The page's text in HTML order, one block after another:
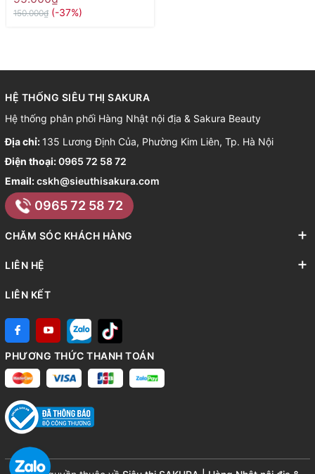
150.000₫ (-37%)
HỆ THỐNG SIÊU THỊ SAKURA
Hệ thống phân phối Hàng Nhật nội địa & Sakura Beauty
Địa chỉ: 135 Lương Định Của, Phường Kim Liên, Tp. Hà Nội
Điện thoại:0965 72 58 72
Email:cskh@sieuthisakura.com
0965 72 58 72
CHĂM SÓC KHÁCH HÀNG
LIÊN HỆ
LIÊN KẾT
PHƯƠNG THỨC THANH TOÁN